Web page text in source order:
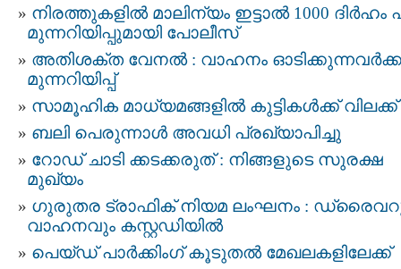
നിരത്തുകളിൽ മാലിന്യം ഇട്ടാൽ 1000 ദിർഹം
മുന്നറിയിപ്പുമായി പോലീസ്
അതിശക്ത വേനൽ : വാഹനം
മുന്നറിയിപ്പ്
സാമൂഹിക മാധ്യമങ്ങളിൽ കുട്ടികൾക്ക് വിലക്ക്
ബലി പെരുന്നാൾ അവധി പ്രഖ്യാപിച്ചു
റോഡ് ചാടി ക്കടക്കരുത് : നിങ്ങളുടെ സുരക്ഷ
മുഖ്യം
ഗുരുതര ട്രാഫിക് നിയമ ലംഘനം :
വാഹനവും കസ്റ്റഡിയിൽ
പെയ്ഡ് പാർക്കിംഗ് കൂടുതൽ മേഖലകളിലേക്ക്